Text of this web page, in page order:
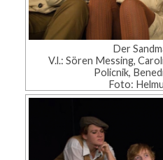
Der
V.l.: Sören Messing,
Policnik,
Foto: